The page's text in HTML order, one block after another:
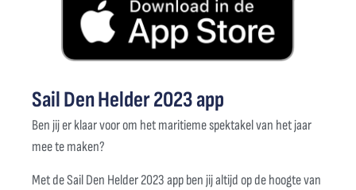
Sail Den Helder 2023 app
Ben jij er klaar voor om het maritieme spektakel van het jaar
mee te maken?
Met de Sail Den Helder 2023 app ben jij altijd op de hoogte van